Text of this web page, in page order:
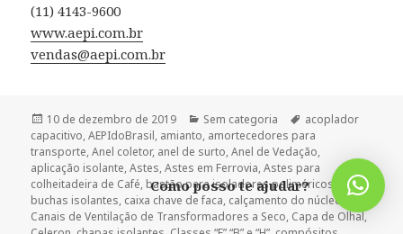
(11) 4143-9600
www.aepi.com.br
vendas@aepi.com.br
Publicado
em
10 de dezembro de 2019 Categorias
Sem categoria Tags
acoplador
capacitivo,AEPIdoBrasil, amianto, amortecedores para
transporte,Anel coletor, anel de surto,Anel de Vedação,
aplicação isolante,Astes,Astes em Ferrovia,Astes para
colheitadeira de Café, bastão para isoladores poliméricos
buchas isolantes, caixa chave de faca, calçamento do núcleo
Canais de Ventilação de Transformadores a Seco, Capa de Olhal,
Como posso te ajudar?